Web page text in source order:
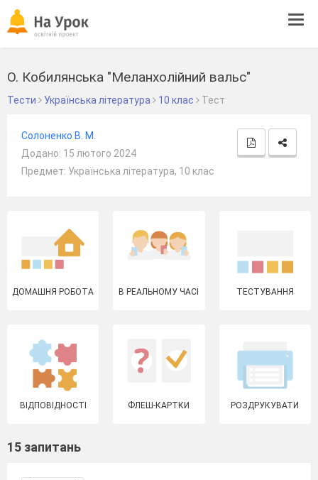
О. Кобилянська "Меланхолійний вальс"
Тести Українська література 10 клас Тест
Солоненко В. М.
Додано: 15 лютого 2024
Предмет: Українська література, 10 клас
ДОМАШНЯ РОБОТА В РЕАЛЬНОМУ ЧАСІ ТЕСТУВАННЯ
ВІДПОВІДНОСТІ ФЛЕШ-КАРТКИ РОЗДРУКУВАТИ
15 запитань